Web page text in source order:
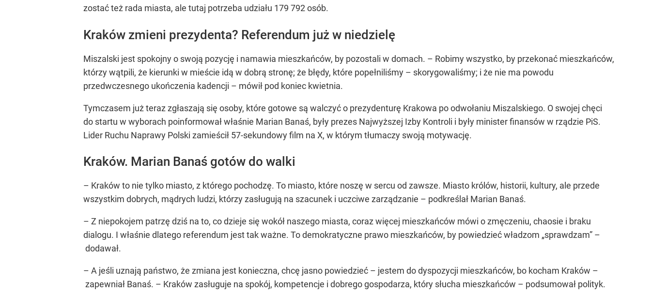
zostać też rada miasta, ale tutaj potrzeba udziału 179 792 osób.
Kraków zmieni prezydenta? Referendum już w niedzielę
Miszalski jest spokojny o swoją pozycję i namawia mieszkańców, by pozostali w domach. – Robimy wszystko, by przekonać mieszkańców,
którzy wątpili, że kierunki w mieście idą w dobrą stronę; że błędy, które popełniliśmy – skorygowaliśmy; i że nie ma powodu
przedwczesnego ukończenia kadencji – mówił pod koniec kwietnia.
Tymczasem już teraz zgłaszają się osoby, które gotowe są walczyć o prezydenturę Krakowa po odwołaniu Miszalskiego. O swojej chęci
do startu w wyborach poinformował właśnie Marian Banaś, były prezes Najwyższej Izby Kontroli i były minister finansów w rządzie PiS.
Lider Ruchu Naprawy Polski zamieścił 57-sekundowy film na X, w którym tłumaczy swoją motywację.
Kraków. Marian Banaś gotów do walki
– Kraków to nie tylko miasto, z którego pochodzę. To miasto, które noszę w sercu od zawsze. Miasto królów, historii, kultury, ale przede
wszystkim dobrych, mądrych ludzi, którzy zasługują na szacunek i uczciwe zarządzanie – podkreślał Marian Banaś.
– Z niepokojem patrzę dziś na to, co dzieje się wokół naszego miasta, coraz więcej mieszkańców mówi o zmęczeniu, chaosie i braku
dialogu. I właśnie dlatego referendum jest tak ważne. To demokratyczne prawo mieszkańców, by powiedzieć władzom „sprawdzam” –
dodawał.
– A jeśli uznają państwo, że zmiana jest konieczna, chcę jasno powiedzieć – jestem do dyspozycji mieszkańców, bo kocham Kraków –
zapewniał Banaś. – Kraków zasługuje na spokój, kompetencje i dobrego gospodarza, który słucha mieszkańców – podsumował polityk.